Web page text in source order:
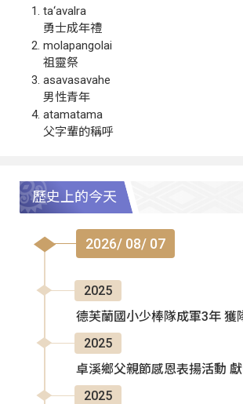
ta‘avalra
勇士成年禮
molapangolai
祖靈祭
asavasavahe
男性青年
atamatama
父字輩的稱呼
歷史上的今天
2026/ 08/ 07
2025
德芙蘭國小少棒隊成軍3年 獲
2025
卓溪鄉父親節感恩表揚活動
2025